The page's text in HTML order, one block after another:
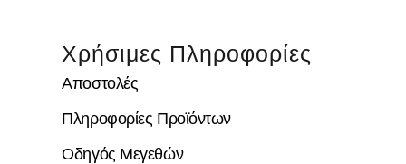
Χρήσιμες Πληροφορίες
Αποστολές
Πληροφορίες Προϊόντων
Οδηγός Μεγεθών